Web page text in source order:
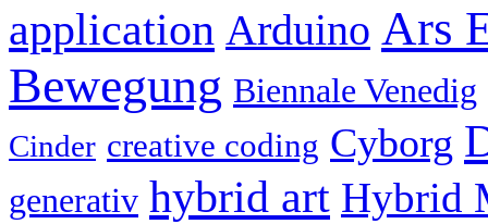
application Arduino Ars
Bewegung Biennale Venedig
Cinder creative coding Cyborg
generativ hybrid art Hybrid